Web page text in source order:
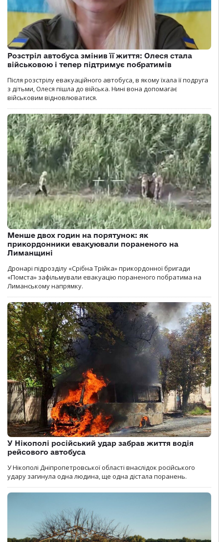
Розстріл автобуса змінив її життя: Олеся стала
військовою і тепер підтримує побратимів
Після розстрілу евакуаційного автобуса, в якому їхала її подруга
з дітьми, Олеся пішла до війська. Нині вона допомагає
військовим відновлюватися.
Менше двох годин на порятунок: як
прикордонники евакуювали пораненого на
Лиманщині
Дронарі підрозділу «Срібна Трійка» прикордонної бригади
«Помста» зафільмували евакуацію пораненого побратима на
Лиманському напрямку.
У Нікополі російський удар забрав життя водія
рейсового автобуса
У Нікополі Дніпропетровської області внаслідок російського
удару загинула одна людина, ще одна дістала поранень.